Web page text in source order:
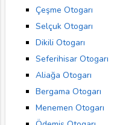
Çeşme Otogarı
Selçuk Otogarı
Dikili Otogarı
Seferihisar Otogarı
Aliağa Otogarı
Bergama Otogarı
Menemen Otogarı